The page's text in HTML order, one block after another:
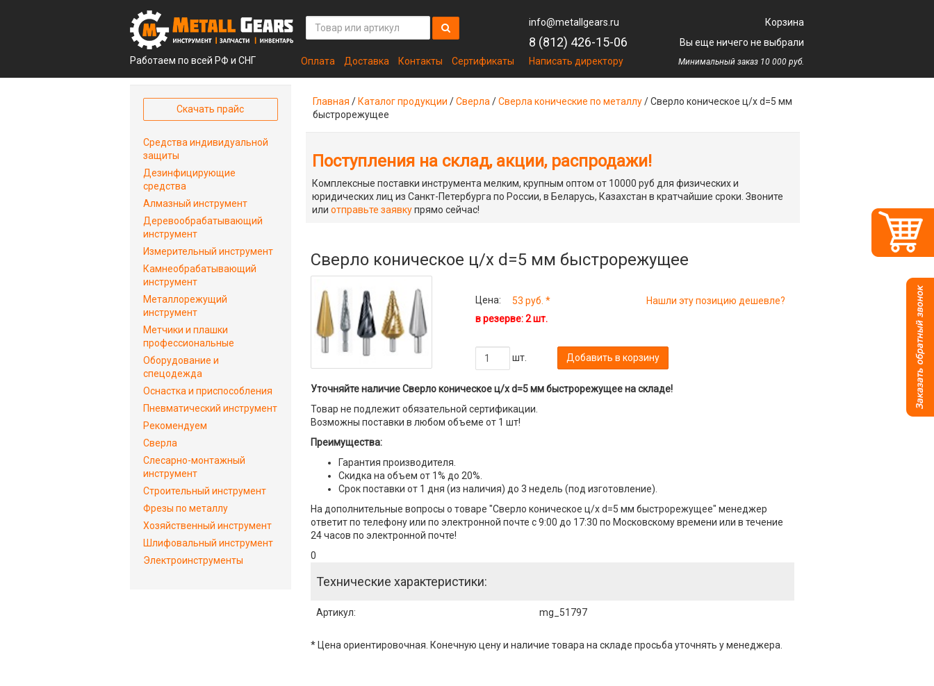
Работаем по всей РФ и СНГ Оплата Доставка Контакты Сертификаты
info@metallgears.ru
8 (812) 426-15-06
Написать директору
Корзина
Вы еще ничего не выбрали
Минимальный заказ 10 000 руб.
Главная / Каталог продукции /Сверла /Сверла конические по металлу/Сверло коническое ц/х d=5 мм
быстрорежущее
Поступления на склад, акции, распродажи!
Комплексные поставки инструмента мелким, крупным оптом от 10000 руб для физических и
юридических лиц из Санкт-Петербурга по России, в Беларусь, Казахстан в кратчайшие сроки. Звоните
или отправьте заявкупрямо сейчас!
Сверло коническое ц/х d=5 мм быстрорежущее
Цена: 53 руб. *
Нашли эту позицию дешевле?
в резерве: 2 шт.
шт. Добавить в корзину
Уточняйте наличие Сверло коническое ц/х d=5 мм быстрорежущее на складе!
Товар не подлежит обязательной сертификации.
Возможны поставки в любом объеме от 1 шт!
Преимущества:
Гарантия производителя.
Скидка на объем от 1% до 20%.
Срок поставки от 1 дня (из наличия) до 3 недель (под изготовление).
На дополнительные вопросы о товаре "Сверло коническое ц/х d=5 мм быстрорежущее" менеджер
ответит по телефону или по электронной почте с 9:00 до 17:30 по Московскому времени или в течение
24 часов по электронной почте!
0
Технические характеристики:
Артикул: mg_51797
* Цена ориентировочная. Конечную цену и наличие товара на складе просьба уточнять у менеджера.
Скачать прайс
Средства индивидуальной
защиты
Дезинфицирующие
средства
Алмазный инструмент
Деревообрабатывающий
инструмент
Измерительный инструмент
Камнеобрабатывающий
инструмент
Металлорежущий
инструмент
Метчики и плашки
профессиональные
Оборудование и
спецодежда
Оснастка и приспособления
Пневматический инструмент
Рекомендуем
Сверла
Слесарно-монтажный
инструмент
Строительный инструмент
Фрезы по металлу
Хозяйственный инструмент
Шлифовальный инструмент
Электроинструменты